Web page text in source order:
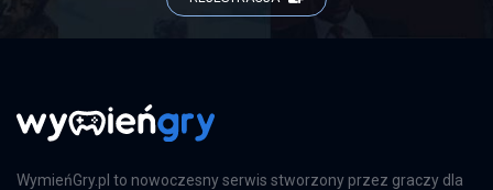
WymieńGry.pl to nowoczesny serwis stworzony przez graczy dla